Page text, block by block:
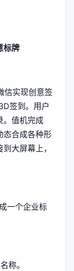
标牌
实现创意签
签到。用户
。值机完成
态合成各种形
大屏幕上，
一个企业标
称。